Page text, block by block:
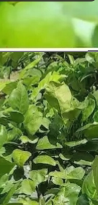
https://vietnamxua.edu.vn/nen-trong-cay-an-qua-gi-trong-vuon-nha